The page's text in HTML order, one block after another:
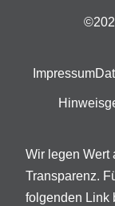
Impressum
Wir legen Wert
Transparenz.
folgenden Link